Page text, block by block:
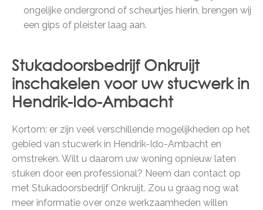
ongelijke ondergrond of scheurtjes hierin, brengen wij
een gips of pleister laag aan.
Stukadoorsbedrijf Onkruijt
inschakelen voor uw stucwerk in
Hendrik-Ido-Ambacht
Kortom: er zijn veel verschillende mogelijkheden op het
gebied van stucwerk in Hendrik-Ido-Ambacht en
omstreken. Wilt u daarom uw woning opnieuw laten
stuken door een professional? Neem dan contact op
met Stukadoorsbedrijf Onkruijt. Zou u graag nog wat
meer informatie over onze werkzaamheden willen